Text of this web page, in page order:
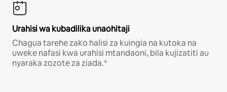
Urahisi wa kubadilika unaohitaji
Chagua tarehe zako halisi za kuingia na kutoka na
uweke nafasi kwa urahisi mtandaoni, bila kujizatiti au
nyaraka zozote za ziada.*